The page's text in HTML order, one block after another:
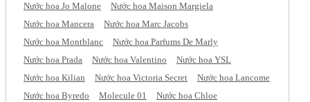
Nước hoa Jo Malone
Nước hoa Maison Margiela
Nước hoa Mancera
Nước hoa Marc Jacobs
Nước hoa Montblanc
Nước hoa Parfums De Marly
Nước hoa Prada
Nước hoa Valentino
Nước hoa YSL
Nước hoa Kilian
Nước hoa Victoria Secret
Nước hoa Lancome
Nước hoa Byredo
Molecule 01
Nước hoa Chloe